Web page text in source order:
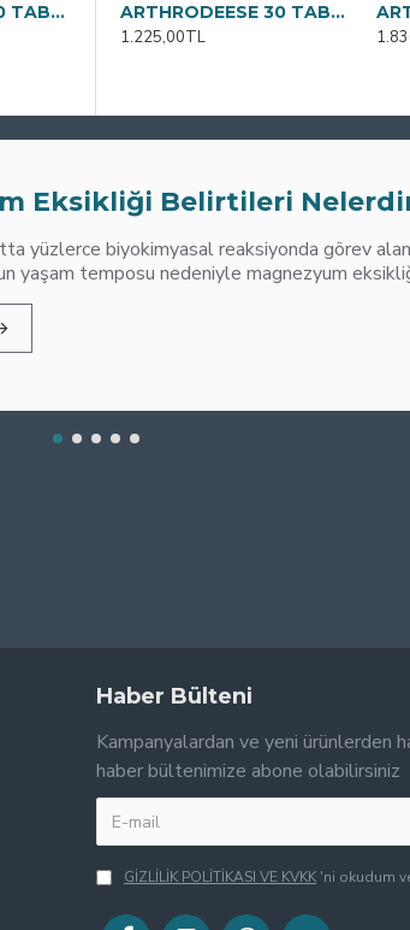
ARTHRODEESE 90 TABLET
ARTHRODEESE 30 TABLET
1.225,00TL
Eksikliği Belirtileri
yüzlerce biyokimyasal reaksiyonda görev
yaşam temposu nedeniyle magnezyum
Haber Bülteni
Kampanyalardan ve yeni ürünlerden
haber bültenimize abone olabilirsiniz
GİZLİLİK POLİTİKASI VE KVKK 'ni okudum